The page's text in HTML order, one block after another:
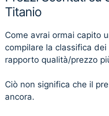
Titanio
Come avrai ormai capito
compilare la classifica
rapporto qualità/prezzo
Ciò non significa che il
ancora.